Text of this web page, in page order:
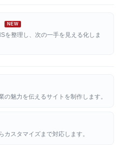
を整理し、次の一手を見える化しま
の魅力を伝えるサイトを制作します。
カスタマイズまで対応します。